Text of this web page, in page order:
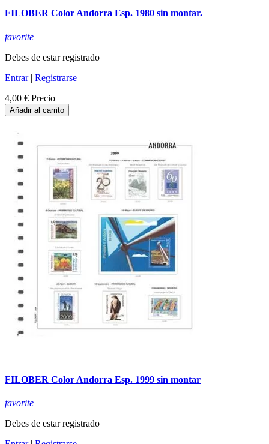
FILOBER Color Andorra Esp. 1980 sin montar.
favorite
Debes de estar registrado
Entrar| Registrarse
4,00 € Precio
Añadir al carrito
FILOBER Color Andorra Esp. 1999 sin montar
favorite
Debes de estar registrado